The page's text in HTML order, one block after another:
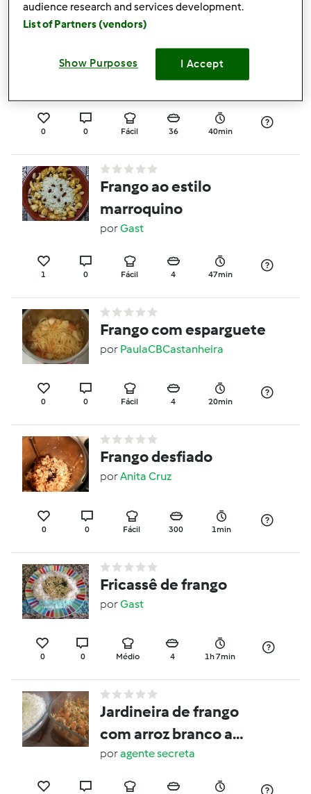
Folhados de Carne com
Vegetais Escondidos
0 0 Fácil 36 40min
Frango ao estilo
marroquino
porGast
1 0 Fácil 4 47min
Frango com esparguete
por PaulaCBCastanheira
0 0 Fácil 4 20min
Frango desfiado
porAnita Cruz
0 0 Fácil 300 1min
Fricassê de frango
porGast
0 0 Médio 4 1h 7min
Jardineira de frango
com arroz branco a
vapor
poragente secreta
audience research and services development.
List of Partners (vendors)
Show Purposes I Accept